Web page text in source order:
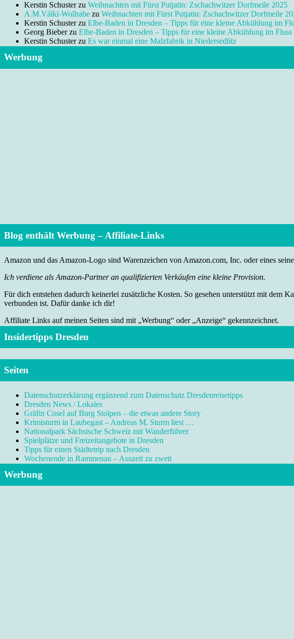
Kerstin Schusterzu Weihnachten mit Fürst Putjatin: Zschachwitzer Dorfmeile 2025
A.M.Válki-Wollrabe zu Weihnachten mit Fürst Putjatin: Zschachwitzer Dorfmeile
Kerstin Schusterzu Elbe-Baden in Dresden – Tipps für eine kleine Abkühlung im
Georg Bieberzu Elbe-Baden in Dresden – Tipps für eine kleine Abkühlung im Fluss
Kerstin Schusterzu Es war einmal eine Malzfabrik in Niedersedlitz
Werbung
Blog enthält Werbung – Affiliate-Links
Amazon und das Amazon-Logo sind Warenzeichen von Amazon.com, Inc. oder eines
Ich verdiene als Amazon-Partner an qualifizierten Verkäufen eine kleine Provision.
Für dich entstehen dadurch keinerlei zusätzliche Kosten. So gesehen unterstützt mit
verbunden ist. Dafür danke ich dir!
Affiliate Links auf meinen Seiten sind mit „Werbung“ oder „Anzeige“ gekennzeichnet.
Insidertipps Dresden
Seiten
Datenschutzerklärung ergänzend zum Datenschutz Dresdenreisetipps
Dresden News / Lokales
Gräfin Cosel auf Burg Stolpen – die etwas andere Story
Krimisturm in Laubegast – Andreas M. Sturm liest …
Nationalpark Sächsische Schweiz mit Wanderführer
Spielplätze und Freizeitangebote in Dresden
Tipps für einen Städtetrip nach Dresden
Wochenende in Rammenau – Auszeit zu zweit
Werbung